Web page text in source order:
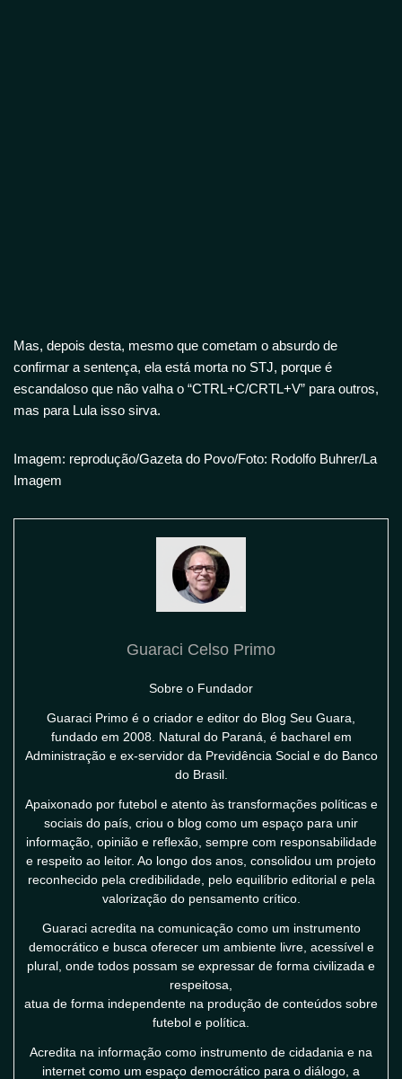
Mas, depois desta, mesmo que cometam o absurdo de
confirmar a sentença, ela está morta no STJ, porque é
escandaloso que não valha o “CTRL+C/CRTL+V” para outros,
mas para Lula isso sirva.
Imagem: reprodução/Gazeta do Povo/Foto: Rodolfo Buhrer/La
Imagem
Guaraci Celso Primo
Sobre o Fundador
Guaraci Primo é o criador e editor do Blog Seu Guara,
fundado em 2008. Natural do Paraná, é bacharel em
Administração e ex-servidor da Previdência Social e do Banco
do Brasil.
Apaixonado por futebol e atento às transformações políticas e
sociais do país, criou o blog como um espaço para unir
informação, opinião e reflexão, sempre com responsabilidade
e respeito ao leitor. Ao longo dos anos, consolidou um projeto
reconhecido pela credibilidade, pelo equilíbrio editorial e pela
valorização do pensamento crítico.
Guaraci acredita na comunicação como um instrumento
democrático e busca oferecer um ambiente livre, acessível e
plural, onde todos possam se expressar de forma civilizada e
respeitosa,
atua de forma independente na produção de conteúdos sobre
futebol e política.
Acredita na informação como instrumento de cidadania e na
internet como um espaço democrático para o diálogo, a